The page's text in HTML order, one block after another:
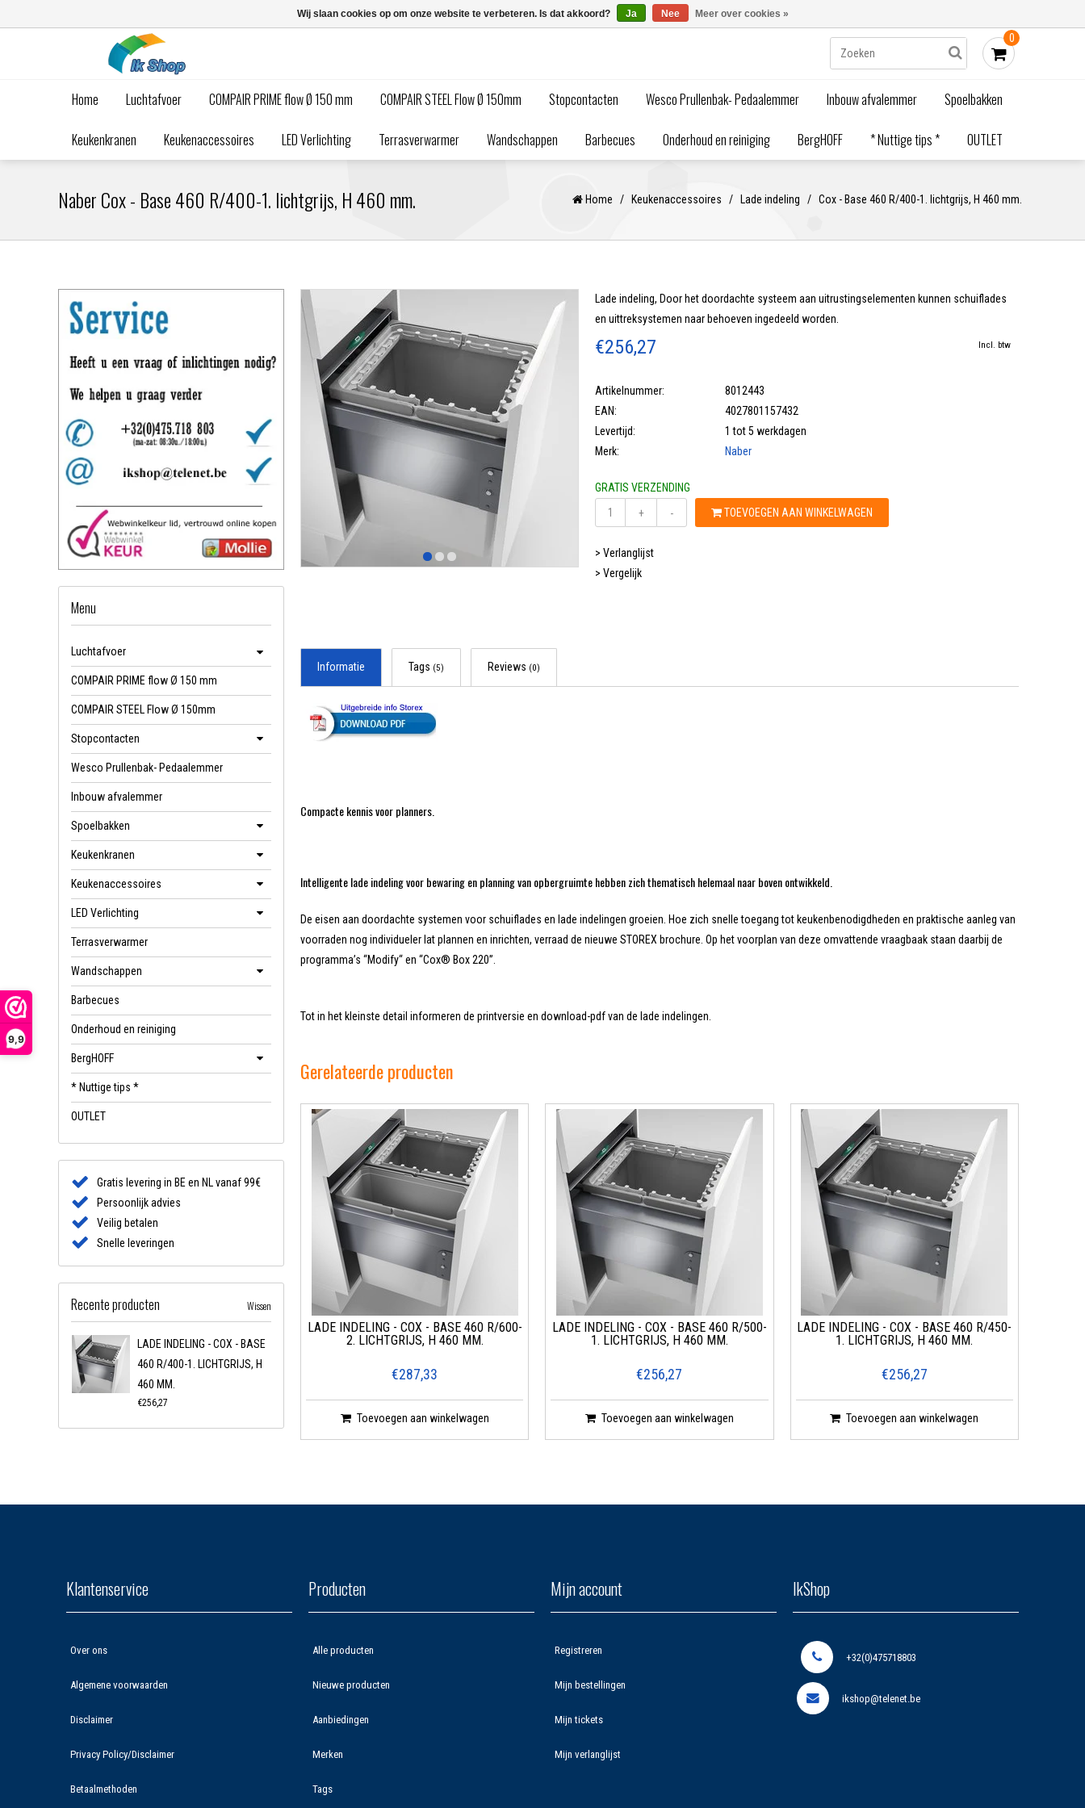
9,9
0
Home Luchtafvoer COMPAIR PRIME flow Ø 150 mm COMPAIR STEEL Flow Ø 150mm Stopcontacten Wesco Prullenbak- Pedaalemmer Inbouw afvalemmer Spoelbakken
Keukenkranen Keukenaccessoires LED Verlichting Terrasverwarmer Wandschappen Barbecues Onderhoud en reiniging BergHOFF * Nuttige tips * OUTLET
Naber Cox - Base 460 R/400-1. lichtgrijs, H 460 mm. Home / Keukenaccessoires / Lade indeling / Cox - Base 460 R/400-1. lichtgrijs, H 460 mm.
Lade indeling, Door het doordachte systeem aan uitrustingselementen kunnen schuiflades
en uittreksystemen naar behoeven ingedeeld worden.
€256,27 Incl. btw
Artikelnummer:
8012443
EAN:
4027801157432
Levertijd:
1 tot 5 werkdagen
Merk:
Naber
GRATIS VERZENDING
+
- TOEVOEGEN AAN WINKELWAGEN
> Verlanglijst
> Vergelijk
Informatie Tags (5) Reviews (0)
Compacte kennis voor planners.
Intelligente lade indeling voor bewaring en planning van opbergruimte hebben zich thematisch helemaal naar boven ontwikkeld.
De eisen aan doordachte systemen voor schuiflades en lade indelingen groeien. Hoe zich snelle toegang tot keukenbenodigdheden en praktische aanleg van
voorraden nog individueler lat plannen en inrichten, verraad de nieuwe STOREX brochure. Op het voorplan van deze omvattende vraagbaak staan daarbij de
programma’s “Modify“ en “Cox® Box 220”.
Tot in het kleinste detail informeren de printversie en download-pdf van de lade indelingen.
Gerelateerde producten
LADE INDELING - COX - BASE 460 R/600-
2. LICHTGRIJS, H 460 MM.
€287,33
Toevoegen aan winkelwagen
LADE INDELING - COX - BASE 460 R/500-
1. LICHTGRIJS, H 460 MM.
€256,27
Toevoegen aan winkelwagen
LADE INDELING - COX - BASE 460 R/450-
1. LICHTGRIJS, H 460 MM.
€256,27
Toevoegen aan winkelwagen
Menu
Luchtafvoer
COMPAIR PRIME flow Ø 150 mm
COMPAIR STEEL Flow Ø 150mm
Stopcontacten
Wesco Prullenbak- Pedaalemmer
Inbouw afvalemmer
Spoelbakken
Keukenkranen
Keukenaccessoires
LED Verlichting
Terrasverwarmer
Wandschappen
Barbecues
Onderhoud en reiniging
BergHOFF
* Nuttige tips *
OUTLET
Gratis levering in BE en NL vanaf 99€
Persoonlijk advies
Veilig betalen
Snelle leveringen
Recente producten Wissen
LADE INDELING - COX - BASE
460 R/400-1. LICHTGRIJS, H
460 MM.
€256,27
Klantenservice
Over ons
Algemene voorwaarden
Disclaimer
Privacy Policy/Disclaimer
Betaalmethoden
Producten
Alle producten
Nieuwe producten
Aanbiedingen
Merken
Tags
Mijn account
Registreren
Mijn bestellingen
Mijn tickets
Mijn verlanglijst
IkShop
+32(0)475718803
ikshop@telenet.be
Wij slaan cookies op om onze website te verbeteren. Is dat akkoord? Ja Nee Meer over cookies »